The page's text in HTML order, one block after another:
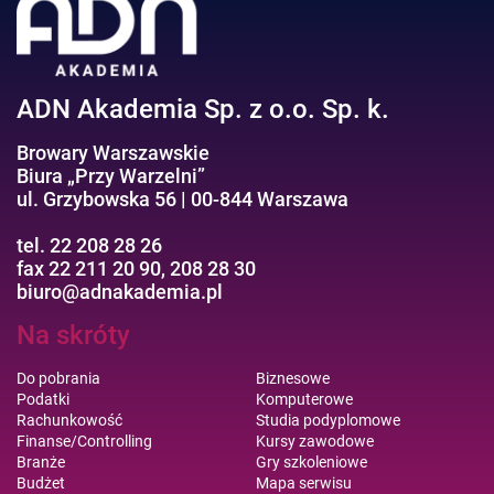
Efektywność osobista//Wellbeing
ADN Akademia Sp. z o.o. Sp. k.
Browary Warszawskie
Biura „Przy Warzelni”
ul. Grzybowska 56 | 00-844 Warszawa
tel. 22 208 28 26
fax 22 211 20 90, 208 28 30
biuro@adnakademia.pl
Na skróty
Do pobrania
Podatki
Rachunkowość
Finanse/Controlling
Branże
Budżet
Biznesowe
Komputerowe
Studia podyplomowe
Kursy zawodowe
Gry szkoleniowe
Mapa serwisu